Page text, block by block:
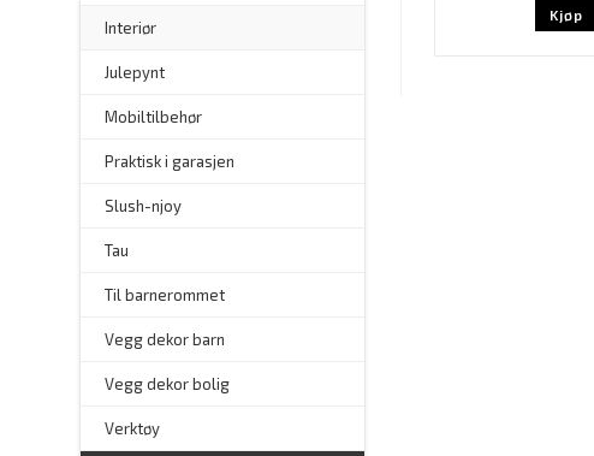
Kjøp
Interiør
Julepynt
Mobiltilbehør
Praktisk i garasjen
Slush-njoy
Tau
Til barnerommet
Vegg dekor barn
Vegg dekor bolig
Verktøy